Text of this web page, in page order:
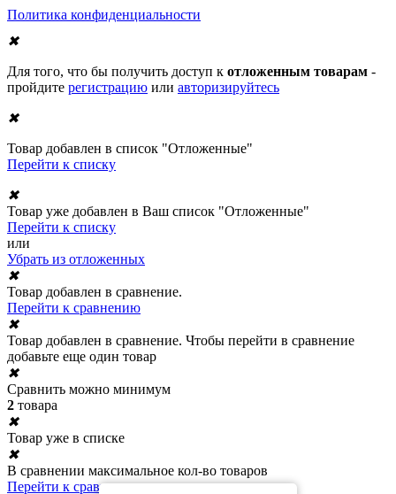
Политика конфиденциальности
✖
Для того, что бы получить доступ к отложенным товарам -
пройдите регистрацию или авторизируйтесь
✖
Товар добавлен в список "Отложенные"
Перейти к списку
✖
Товар уже добавлен в Ваш список "Отложенные"
Перейти к списку
или
Убрать из отложенных
✖
Товар добавлен в сравнение.
Перейти к сравнению
✖
Товар добавлен в сравнение. Чтобы перейти в сравнение
добавьте еще один товар
✖
Сравнить можно минимум
2 товара
✖
Товар уже в списке
✖
В сравнении максимальное кол-во товаров
Перейти к сравнению